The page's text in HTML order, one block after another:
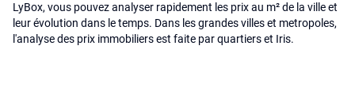
LyBox, vous pouvez analyser rapidement les prix au m² de la ville et
leur évolution dans le temps. Dans les grandes villes et metropoles,
l'analyse des prix immobiliers est faite par quartiers et Iris.